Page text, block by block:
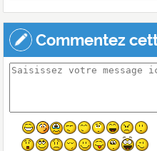
Commentez